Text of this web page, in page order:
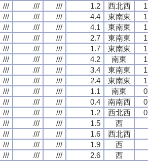
/// /// /// 1.2 西北西
/// /// /// 4.4 東南東
/// /// /// 4.1 東南東
/// /// /// 2.7 東南東
/// /// /// 1.7 東南東
/// /// /// 4.2 南東
/// /// /// 3.4 東南東
/// /// /// 2.4 東南東
/// /// /// 1.1 南東
/// /// /// 0.4 南南西
/// /// /// 1.2 西北西
/// /// /// 1.5 西
/// /// /// 1.6 西北西
/// /// /// 1.9 西
/// /// /// 2.6 西